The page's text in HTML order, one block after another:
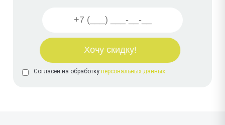
Согласен на обработку персональных данных